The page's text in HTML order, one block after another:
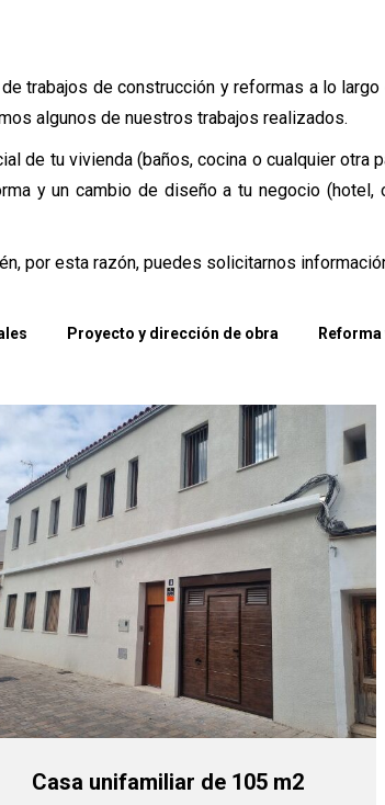
trabajos de construcción y reformas a lo
algunos de nuestros trabajos realizados.
de tu vivienda (baños, cocina o cualquier
y un cambio de diseño a tu negocio
por esta razón, puedes solicitarnos
Proyecto y dirección de obra
Casa unifamiliar de 105 m2